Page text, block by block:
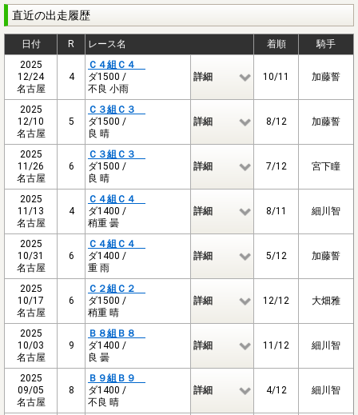
直近の出走履歴
日付 R レース名 着順
騎手
2025
12/24
名古屋
4
Ｃ４組Ｃ４
ダ1500 /
不良 小雨
詳細 10/11 加藤誓
2025
12/10
名古屋
5
Ｃ３組Ｃ３
ダ1500 /
良 晴
詳細 8/12 加藤誓
2025
11/26
名古屋
6
Ｃ３組Ｃ３
ダ1500 /
良 晴
詳細 7/12 宮下瞳
2025
11/13
名古屋
4
Ｃ４組Ｃ４
ダ1400 /
稍重 曇
詳細 8/11 細川智
2025
10/31
名古屋
6
Ｃ４組Ｃ４
ダ1400 /
重 雨
詳細 5/12 加藤誓
2025
10/17
名古屋
6
Ｃ２組Ｃ２
ダ1500 /
稍重 晴
詳細 12/12 大畑雅
2025
10/03
名古屋
9
Ｂ８組Ｂ８
ダ1400 /
良 曇
詳細 11/12 細川智
2025
09/05
名古屋
8
Ｂ９組Ｂ９
ダ1400 /
不良 晴
詳細 4/12 細川智